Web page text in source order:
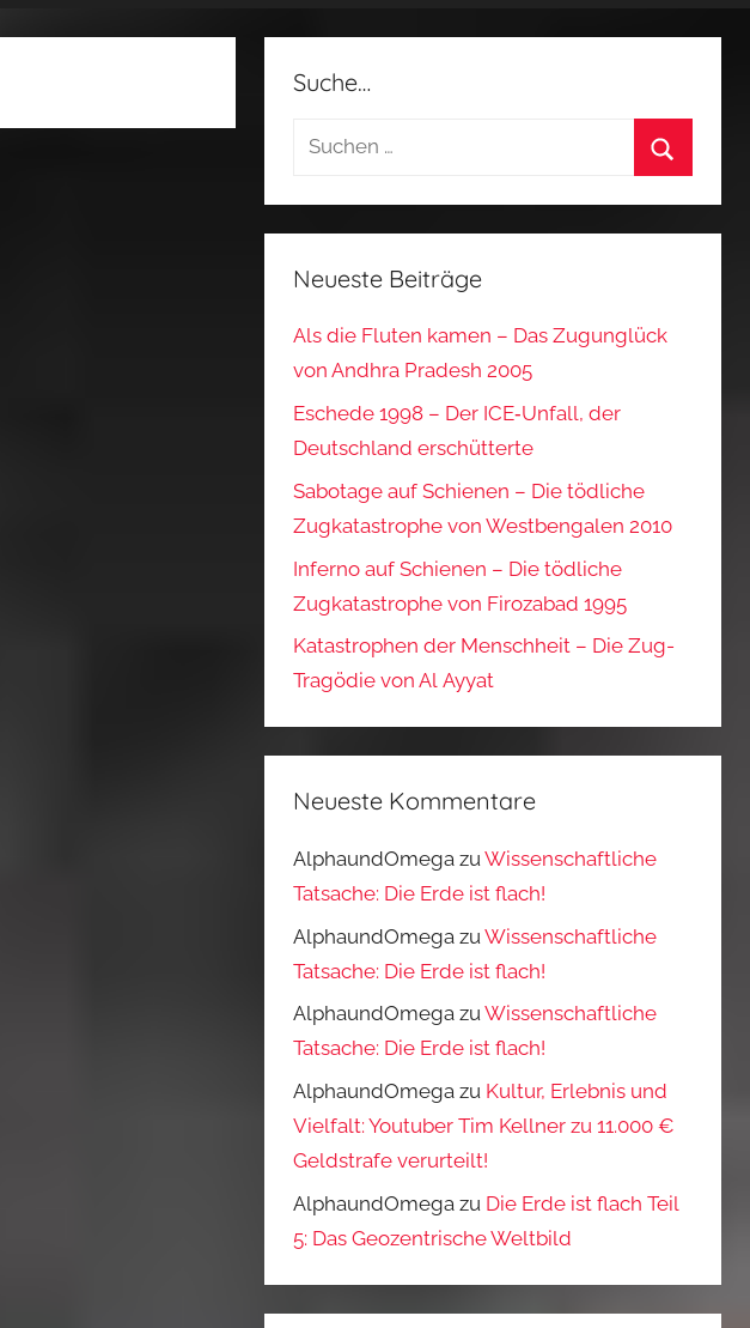
Suche…
Suchen
Neueste Beiträge
Als die Fluten kamen – Das Zugunglück
von Andhra Pradesh 2005
Eschede 1998 – Der ICE‑Unfall, der
Deutschland erschütterte
Sabotage auf Schienen – Die tödliche
Zugkatastrophe von Westbengalen 2010
Inferno auf Schienen – Die tödliche
Zugkatastrophe von Firozabad 1995
Katastrophen der Menschheit – Die Zug-
Tragödie von Al Ayyat
Neueste Kommentare
AlphaundOmega zuWissenschaftliche
Tatsache: Die Erde ist flach!
AlphaundOmega zuWissenschaftliche
Tatsache: Die Erde ist flach!
AlphaundOmega zuWissenschaftliche
Tatsache: Die Erde ist flach!
AlphaundOmega zu Kultur, Erlebnis und
Vielfalt: Youtuber Tim Kellner zu 11.000 €
Geldstrafe verurteilt!
AlphaundOmega zu Die Erde ist flach Teil
5: Das Geozentrische Weltbild